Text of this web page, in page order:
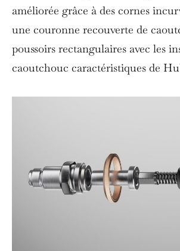
améliorée grâce à des cornes
une couronne recouverte de
poussoirs rectangulaires avec les
caoutchouc caractéristiques de